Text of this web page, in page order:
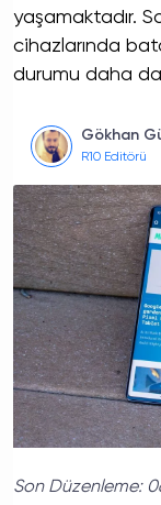
yaşamaktadır.
cihazlarında
durumu daha
Gökhan
R10 Editörü
Son Düzenleme: